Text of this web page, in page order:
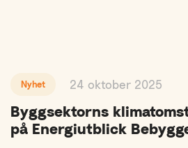
Nyhet 24 oktober 2025
Byggsektorns
på Energiutblick